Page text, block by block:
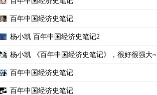
百年中国经济史笔记
杨小凯 百年中国经济史笔记2
杨小凯 《百年中国经济史笔记》，很好很强大~
百年中国经济史笔记
百年中国经济史笔记